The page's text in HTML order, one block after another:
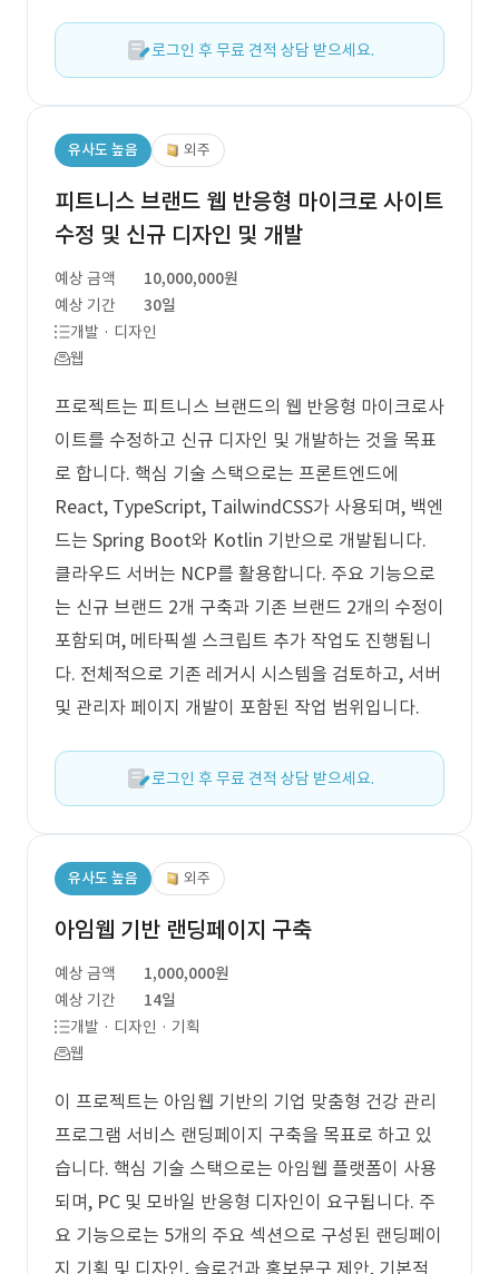
로그인 후 무료 견적 상담 받으세요.
유사도 높음 외주
피트니스 브랜드 웹 반응형 마이크로 사이트
수정 및 신규 디자인 및 개발
예상 금액
10,000,000원
예상 기간
30일
개발 · 디자인
웹
프로젝트는 피트니스 브랜드의 웹 반응형 마이크로사
이트를 수정하고 신규 디자인 및 개발하는 것을 목표
로 합니다. 핵심 기술 스택으로는 프론트엔드에
React, TypeScript, TailwindCSS가 사용되며, 백엔
드는 Spring Boot와 Kotlin 기반으로 개발됩니다.
클라우드 서버는 NCP를 활용합니다. 주요 기능으로
는 신규 브랜드 2개 구축과 기존 브랜드 2개의 수정이
포함되며, 메타픽셀 스크립트 추가 작업도 진행됩니
다. 전체적으로 기존 레거시 시스템을 검토하고, 서버
및 관리자 페이지 개발이 포함된 작업 범위입니다.
로그인 후 무료 견적 상담 받으세요.
유사도 높음 외주
아임웹 기반 랜딩페이지 구축
예상 금액
1,000,000원
예상 기간
14일
개발 · 디자인 · 기획
웹
이 프로젝트는 아임웹 기반의 기업 맞춤형 건강 관리
프로그램 서비스 랜딩페이지 구축을 목표로 하고 있
습니다. 핵심 기술 스택으로는 아임웹 플랫폼이 사용
되며, PC 및 모바일 반응형 디자인이 요구됩니다. 주
요 기능으로는 5개의 주요 섹션으로 구성된 랜딩페이
지 기획 및 디자인, 슬로건과 홍보문구 제안, 기본적